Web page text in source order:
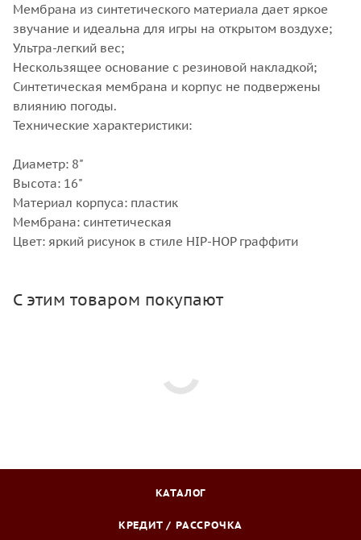
Мембрана из синтетического материала дает яркое
звучание и идеальна для игры на открытом воздухе;
Ультра-легкий вес;
Нескользящее основание с резиновой накладкой;
Синтетическая мембрана и корпус не подвержены
влиянию погоды.
Технические характеристики:
Диаметр: 8"
Высота: 16"
Материал корпуса: пластик
Мембрана: синтетическая
Цвет: яркий рисунок в стиле HIP-HOP граффити
С этим товаром покупают
КАТАЛОГ
КРЕДИТ / РАССРОЧКА